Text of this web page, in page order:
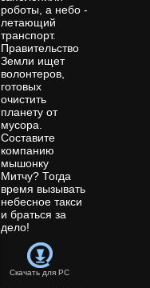
роботы, а небо -
летающий
транспорт.
Правительство
Земли ищет
волонтеров,
готовых
очистить
планету от
мусора.
Составите
компанию
мышонку
Митчу? Тогда
время вызывать
небесное такси
и браться за
дело!
Скачать для PC